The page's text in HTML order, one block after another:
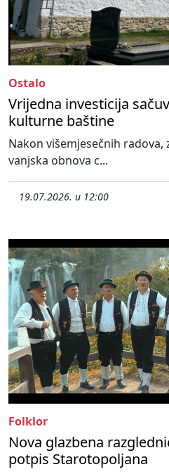
Ostalo
Vrijedna investicija
kulturne baštine
Nakon višemjesečnih radova,
vanjska obnova c...
19.07.2026. u 12:00
Folklor
Nova glazbena
potpis Starotopoljana